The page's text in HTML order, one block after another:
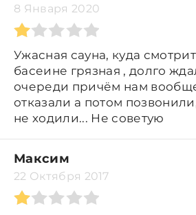
8 Января 2020
Ужасная сауна, куда
басеине грязная , долго
очереди причём нам
отказали а потом
не ходили... Не советую
Максим
22 Октября 2017